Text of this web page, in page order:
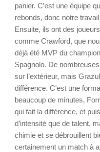
panier. C’est une équipe
rebonds, donc notre
Ensuite, ils ont des
comme Crawford, que
déjà été MVP du
Spagnolo. De
sur l’extérieur, mais
différence. C’est une
beaucoup de minutes,
qui fait la différence, et
d’intensité que de talent,
chimie et se débrouillent
certainement un match à